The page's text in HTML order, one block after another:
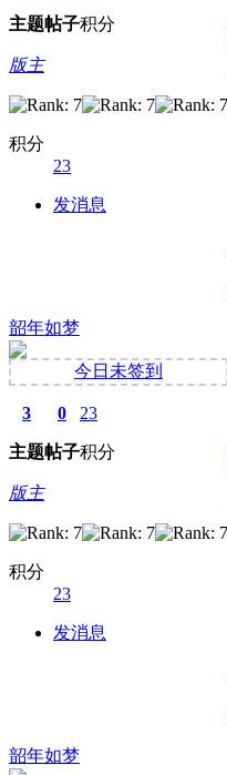
主题帖子积分
版主
积分
23
发消息
韶年如梦
今日未签到
3
主题
0
帖子
23
积分
版主
积分
23
发消息
韶年如梦